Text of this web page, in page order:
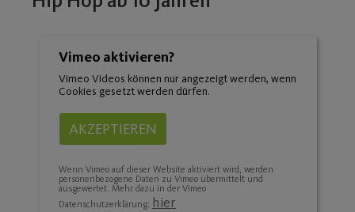
Vimeo aktivieren?
Vimeo Videos können nur angezeigt werden, wenn
Cookies gesetzt werden dürfen.
AKZEPTIEREN
Wenn Vimeo auf dieser Website aktiviert wird, werden
personenbezogene Daten zu Vimeo übermittelt und
ausgewertet. Mehr dazu in der Vimeo
Datenschutzerklärung: hier